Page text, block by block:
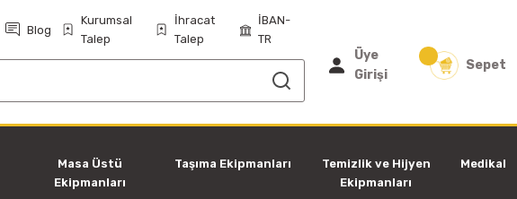
Blog
Kurumsal
Talep
İhracat
Talep
İBAN-
TR
Üye
Girişi
Sepet
Masa Üstü
Ekipmanları
Taşıma Ekipmanları
Temizlik ve Hijyen
Ekipmanları
Medikal